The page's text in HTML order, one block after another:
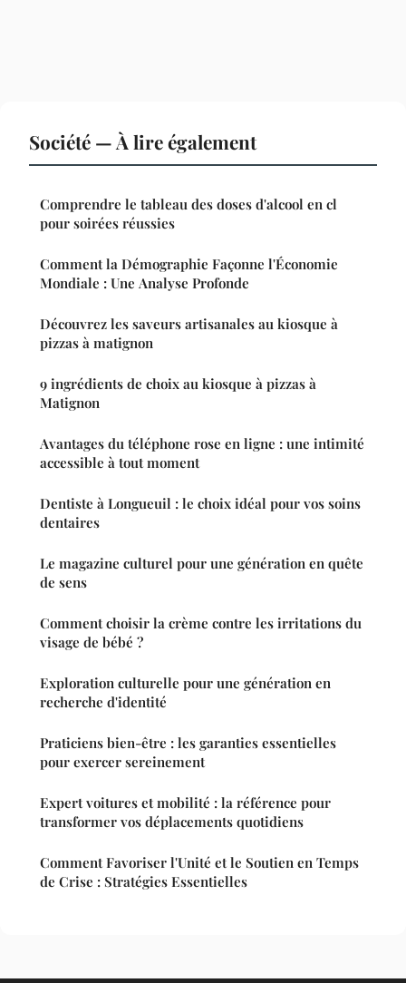
Société — À lire également
Comprendre le tableau des doses d'alcool en cl
pour soirées réussies
Comment la Démographie Façonne l'Économie
Mondiale : Une Analyse Profonde
Découvrez les saveurs artisanales au kiosque à
pizzas à matignon
9 ingrédients de choix au kiosque à pizzas à
Matignon
Avantages du téléphone rose en ligne : une intimité
accessible à tout moment
Dentiste à Longueuil : le choix idéal pour vos soins
dentaires
Le magazine culturel pour une génération en quête
de sens
Comment choisir la crème contre les irritations du
visage de bébé ?
Exploration culturelle pour une génération en
recherche d'identité
Praticiens bien-être : les garanties essentielles
pour exercer sereinement
Expert voitures et mobilité : la référence pour
transformer vos déplacements quotidiens
Comment Favoriser l'Unité et le Soutien en Temps
de Crise : Stratégies Essentielles